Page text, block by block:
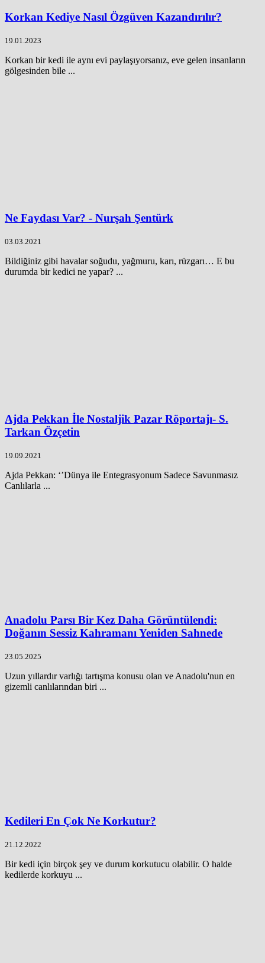
Korkan Kediye Nasıl Özgüven Kazandırılır?
19.01.2023
Korkan bir kedi ile aynı evi paylaşıyorsanız, eve gelen insanların
gölgesinden bile ...
Ne Faydası Var? - Nurşah Şentürk
03.03.2021
Bildiğiniz gibi havalar soğudu, yağmuru, karı, rüzgarı… E bu
durumda bir kedici ne yapar? ...
Ajda Pekkan İle Nostaljik Pazar Röportajı- S.
Tarkan Özçetin
19.09.2021
Ajda Pekkan: ‘’Dünya ile Entegrasyonum Sadece Savunmasız
Canlılarla ...
Anadolu Parsı Bir Kez Daha Görüntülendi:
Doğanın Sessiz Kahramanı Yeniden Sahnede
23.05.2025
Uzun yıllardır varlığı tartışma konusu olan ve Anadolu'nun en
gizemli canlılarından biri ...
Kedileri En Çok Ne Korkutur?
21.12.2022
Bir kedi için birçok şey ve durum korkutucu olabilir. O halde
kedilerde korkuyu ...